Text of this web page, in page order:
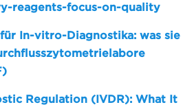
reagents-focus-on-quality
In-vitro-Diagnostika: was sie
Regulation (IVDR): What It